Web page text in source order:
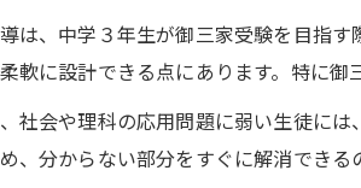
は、中学３年生が御三家受験を目指
軟に設計できる点にあります。特に
社会や理科の応用問題に弱い生徒に
、分からない部分をすぐに解消でき